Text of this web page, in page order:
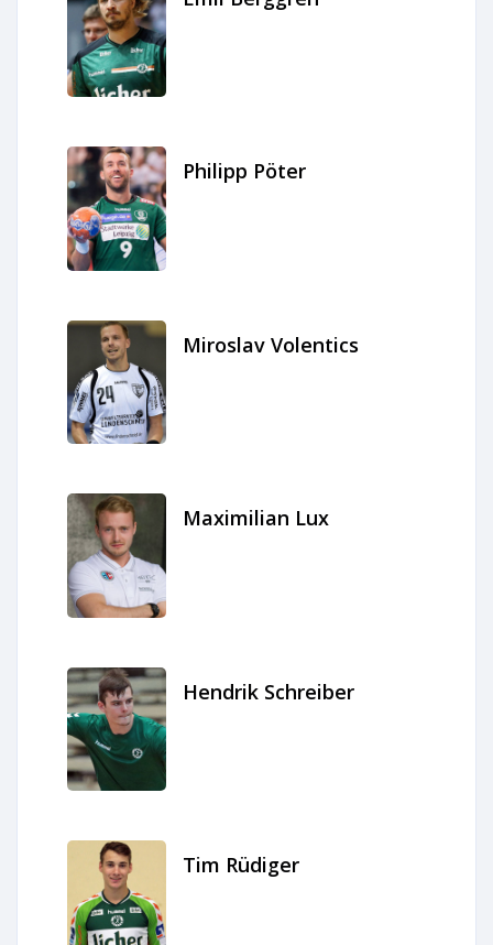
Philipp Pöter
Miroslav Volentics
Maximilian Lux
Hendrik Schreiber
Tim Rüdiger